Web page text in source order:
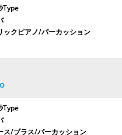
Type
ックピアノ/パーカッション
Type
ス/ブラス/パーカッション